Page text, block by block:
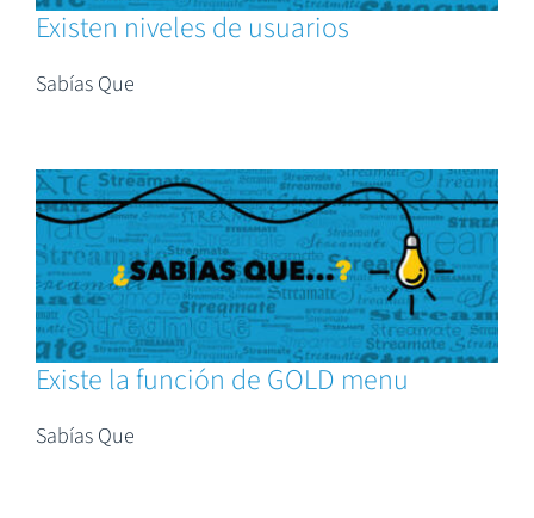
Existen niveles de usuarios
Sabías Que
Existe la función de GOLD menu
Sabías Que